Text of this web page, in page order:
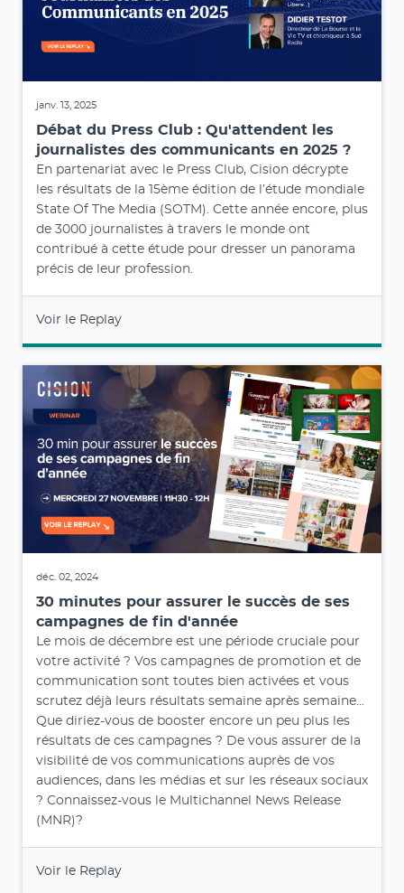
janv. 13, 2025
Débat du Press Club : Qu'attendent les
journalistes des communicants en 2025 ?
En partenariat avec le Press Club, Cision décrypte
les résultats de la 15ème édition de l’étude mondiale
State Of The Media (SOTM). Cette année encore, plus
de 3000 journalistes à travers le monde ont
contribué à cette étude pour dresser un panorama
précis de leur profession.
Voir le Replay
déc. 02, 2024
30 minutes pour assurer le succès de ses
campagnes de fin d'année
Le mois de décembre est une période cruciale pour
votre activité ? Vos campagnes de promotion et de
communication sont toutes bien activées et vous
scrutez déjà leurs résultats semaine après semaine...
Que diriez-vous de booster encore un peu plus les
résultats de ces campagnes ? De vous assurer de la
visibilité de vos communications auprès de vos
audiences, dans les médias et sur les réseaux sociaux
? Connaissez-vous le Multichannel News Release
(MNR)?
Voir le Replay